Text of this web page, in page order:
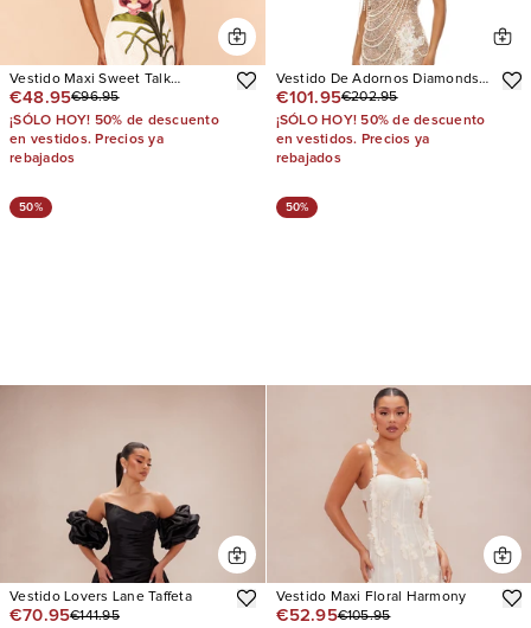
Vestido Maxi Sweet Talk
Embroidered
€48.95€96.95
¡SÓLO HOY! 50% de descuento
en vestidos. Precios ya
rebajados
Vestido De Adornos Diamonds
And Pearls
€101.95€202.95
¡SÓLO HOY! 50% de descuento
en vestidos. Precios ya
rebajados
50%
Vestido Lovers Lane Taffeta
€70.95€141.95
50%
Vestido Maxi Floral Harmony
€52.95€105.95